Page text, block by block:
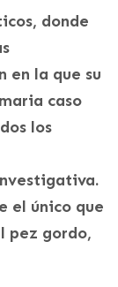
donde
en la que su
caso
los
el único que
pez gordo,